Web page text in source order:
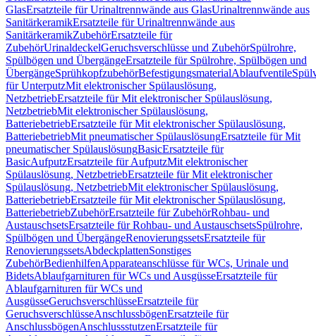
GlasErsatzteile für Urinaltrennwände aus GlasUrinaltrennwände aus
SanitärkeramikErsatzteile für Urinaltrennwände aus
SanitärkeramikZubehörErsatzteile für
ZubehörUrinaldeckelGeruchsverschlüsse und ZubehörSpülrohre,
Spülbögen und ÜbergängeErsatzteile für Spülrohre, Spülbögen und
ÜbergängeSprühkopfzubehörBefestigungsmaterialAblaufventile
für UnterputzMit elektronischer Spülauslösung,
NetzbetriebErsatzteile für Mit elektronischer Spülauslösung,
NetzbetriebMit elektronischer Spülauslösung,
BatteriebetriebErsatzteile für Mit elektronischer Spülauslösung,
BatteriebetriebMit pneumatischer SpülauslösungErsatzteile für Mit
pneumatischer SpülauslösungBasicErsatzteile für
BasicAufputzErsatzteile für AufputzMit elektronischer
Spülauslösung, NetzbetriebErsatzteile für Mit elektronischer
Spülauslösung, NetzbetriebMit elektronischer Spülauslösung,
BatteriebetriebErsatzteile für Mit elektronischer Spülauslösung,
BatteriebetriebZubehörErsatzteile für ZubehörRohbau- und
AustauschsetsErsatzteile für Rohbau- und AustauschsetsSpülrohre,
Spülbögen und ÜbergängeRenovierungssetsErsatzteile für
RenovierungssetsAbdeckplattenSonstiges
ZubehörBedienhilfenApparateanschlüsse für WCs, Urinale und
BidetsAblaufgarnituren für WCs und AusgüsseErsatzteile für
Ablaufgarnituren für WCs und
AusgüsseGeruchsverschlüsseErsatzteile für
GeruchsverschlüsseAnschlussbögenErsatzteile für
AnschlussbögenAnschlussstutzenErsatzteile für